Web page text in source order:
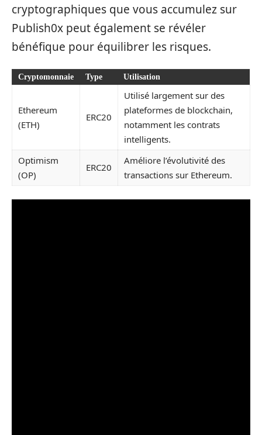
cryptographiques que vous accumulez sur
Publish0x peut également se révéler
bénéfique pour équilibrer les risques.
Cryptomonnaie Type Utilisation
Ethereum
(ETH)
ERC20
Utilisé largement sur des
plateformes de blockchain,
notamment les contrats
intelligents.
Optimism
(OP)
ERC20
Améliore l’évolutivité des
transactions sur Ethereum.